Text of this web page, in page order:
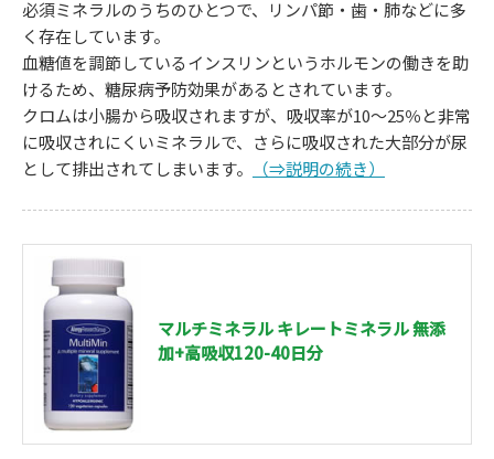
必須ミネラルのうちのひとつで、リンパ節・歯・肺などに多
く存在しています。
血糖値を調節しているインスリンというホルモンの働きを助
けるため、糖尿病予防効果があるとされています。
クロムは小腸から吸収されますが、吸収率が10～25％と非常
に吸収されにくいミネラルで、さらに吸収された大部分が尿
として排出されてしまいます。
（⇒説明の続き）
マルチミネラル キレートミネラル 無添
加+高吸収120-40日分